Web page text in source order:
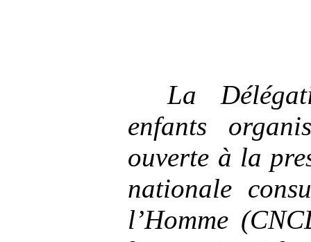
La
enfants
ouverte à la
nationale
l’Homme